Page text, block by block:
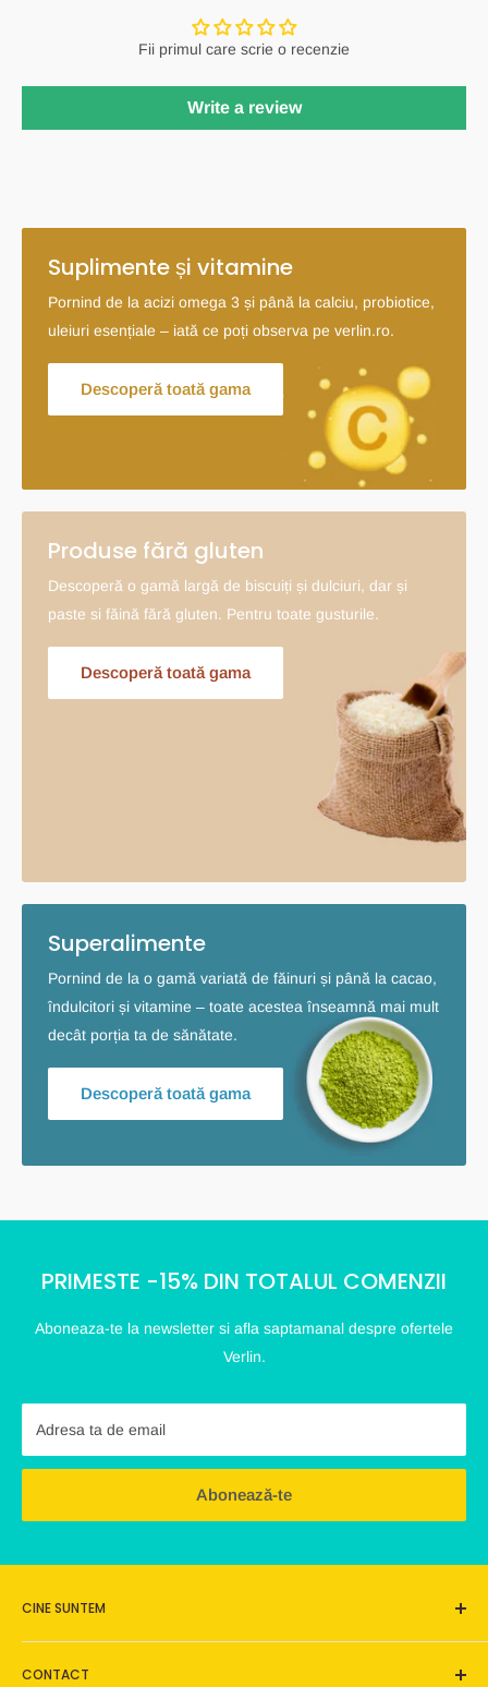
Fii primul care scrie o recenzie
Write a review
Suplimente și vitamine
Pornind de la acizi omega 3 și până la calciu, probiotice,
uleiuri esențiale – iată ce poți observa pe verlin.ro.
Descoperă toată gama
Produse fără gluten
Descoperă o gamă largă de biscuiți și dulciuri, dar și
paste si făină fără gluten. Pentru toate gusturile.
Descoperă toată gama
Superalimente
Pornind de la o gamă variată de făinuri și până la cacao,
îndulcitori și vitamine – toate acestea înseamnă mai mult
decât porția ta de sănătate.
Descoperă toată gama
PRIMESTE -15% DIN TOTALUL COMENZII
Aboneaza-te la newsletter si afla saptamanal despre ofertele
Verlin.
Adresa ta de email
Abonează-te
CINE SUNTEM
Verlin este o afacere de familie, este un loc pe care ne dorim
să îl construim frumos, dar mai ales este acel magazin online
CONTACT